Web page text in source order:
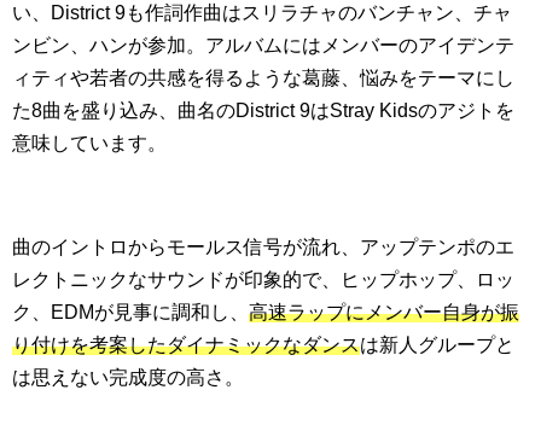
い、District 9も作詞作曲はスリラチャのバンチャン、チャ
ンビン、ハンが参加。アルバムにはメンバーのアイデンテ
ィティや若者の共感を得るような葛藤、悩みをテーマにし
た8曲を盛り込み、曲名のDistrict 9はStray Kidsのアジトを
意味しています。
曲のイントロからモールス信号が流れ、アップテンポのエ
レクトニックなサウンドが印象的で、ヒップホップ、ロッ
ク、EDMが見事に調和し、 高速ラップにメンバー自身が振
り付けを考案したダイナミックなダンスは新人グループと
は思えない完成度の高さ。